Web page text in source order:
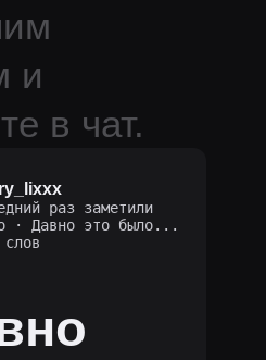
и
в чат.
раз заметили
·
Давно это было...